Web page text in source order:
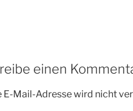
einen
E-Mail-Adresse wird nicht